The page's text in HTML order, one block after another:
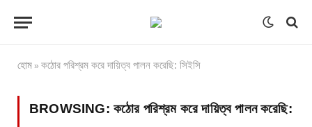
হোম » কঠোর পরিশ্রম করে দায়িত্ব পালন করেছি: সিইসি
BROWSING: কঠোর পরিশ্রম করে দায়িত্ব পালন করেছি: